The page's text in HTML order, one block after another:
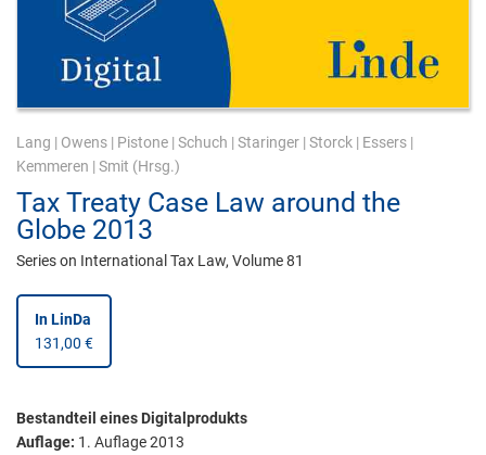
Lang | Owens | Pistone | Schuch | Staringer | Storck | Essers |
Kemmeren | Smit (Hrsg.)
Tax Treaty Case Law around the
Globe 2013
Series on International Tax Law, Volume 81
In LinDa
131,00 €
Bestandteil eines Digitalprodukts
Auflage: 1. Auflage 2013